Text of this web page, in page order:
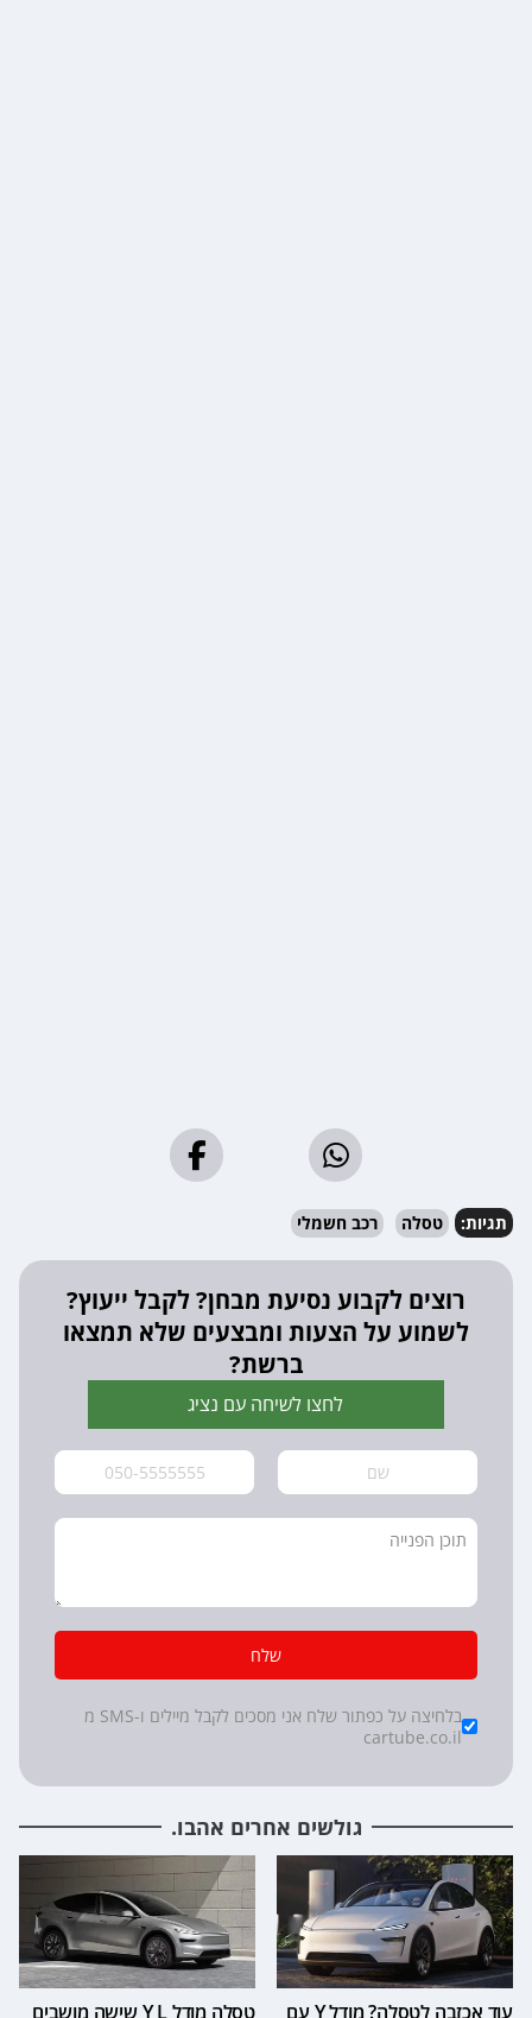
תגיות: טסלה רכב חשמלי
רוצים לקבוע נסיעת מבחן? לקבל ייעוץ?
לשמוע על הצעות ומבצעים שלא תמצאו
ברשת?
לחצו לשיחה עם נציג
שלח
Checkboxes
*
בלחיצה על כפתור שלח אני מסכים לקבל מיילים ו-SMS מ
cartube.co.il
גולשים אחרים אהבו.
עוד אכזבה לטסלה? מודל Y עם
טסלה מודל Y L שישה מושבים